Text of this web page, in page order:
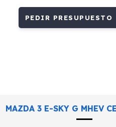
PEDIR PRESUPUESTO
MAZDA 3 E-SKY G MHEV